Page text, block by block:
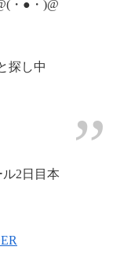
・●・)@
探し中
2日目本